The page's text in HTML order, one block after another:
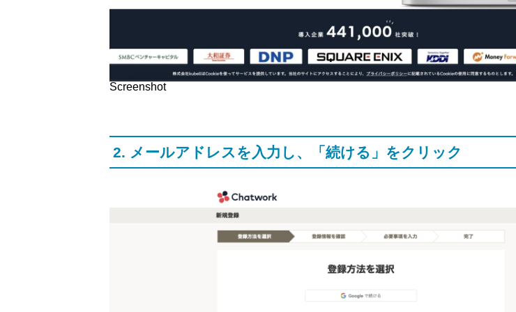
Screenshot
2. メールアドレスを入力し、「続ける」をクリック